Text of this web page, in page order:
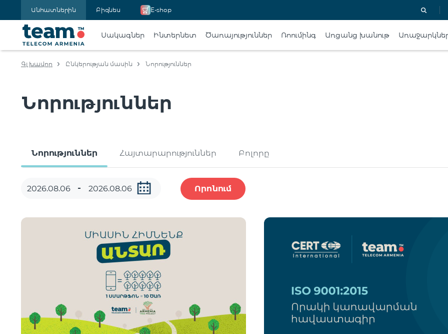
Անհատներին Բիզնես E-shop
Սակագներ Ինտերնետ Ծառայություններ Ռոումինգ Առցանց խանութ
Գլխավոր Ընկերության մասին Նորություններ
Նորություններ
Նորություններ Հայտարարություններ Բոլորը
Որոնում